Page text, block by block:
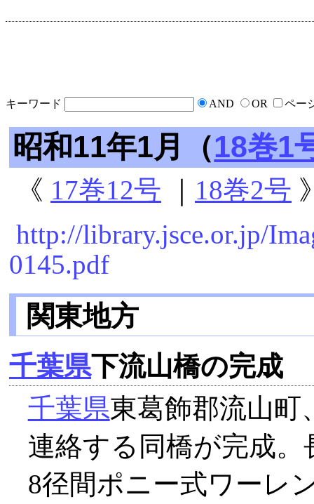
キーワード AND OR ペー
昭和11年1月（18巻1
《 17巻12号 18巻2号
http://library.jsce.or.jp/
0145.pdf
関東地方
千葉県下流山橋の完成
千葉県東葛飾郡流山町
連絡する同橋が完成。
8径間ポニー式ワーレ